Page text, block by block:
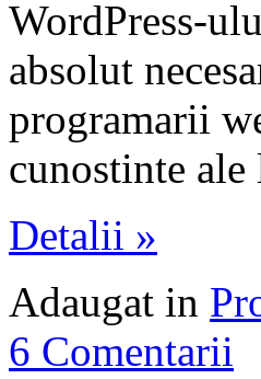
WordPress-
absolut
programarii
cunostinte
Detalii »
Adaugat in
6 Comentarii